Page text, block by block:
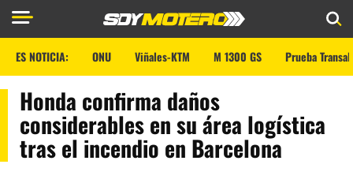
ES NOTICIA: ONU Viñales-KTM M 1300 GS Prueba
Honda confirma daños
considerables en su área logística
tras el incendio en Barcelona